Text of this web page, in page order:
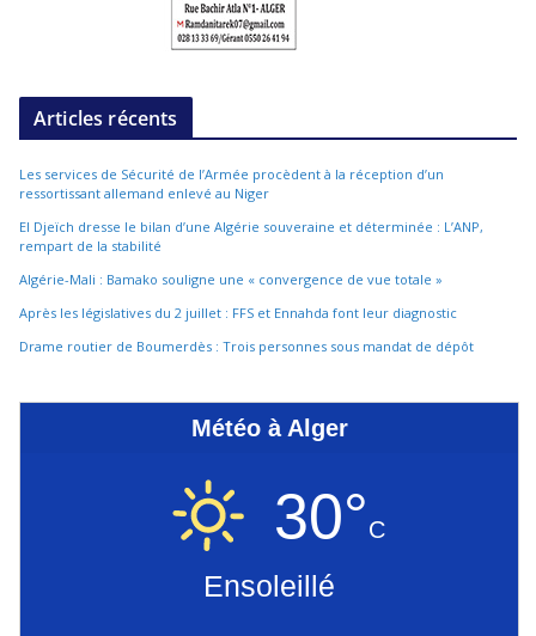
Articles récents
Les services de Sécurité de l’Armée procèdent à la réception d’un
ressortissant allemand enlevé au Niger
El Djeïch dresse le bilan d’une Algérie souveraine et déterminée : L’ANP,
rempart de la stabilité
Algérie-Mali : Bamako souligne une « convergence de vue totale »
Après les législatives du 2 juillet : FFS et Ennahda font leur diagnostic
Drame routier de Boumerdès : Trois personnes sous mandat de dépôt
Météo à Alger
30°C
Ensoleillé